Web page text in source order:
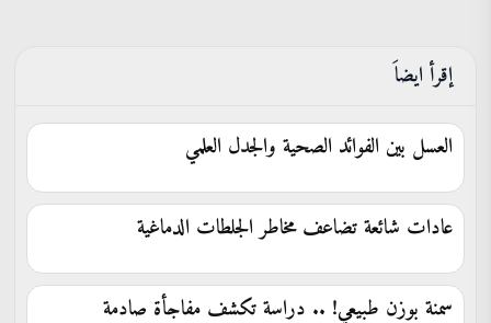
إقرأ ايضاَ
العسل بين الفوائد الصحية والجدل العلمي
عادات شائعة تضاعف مخاطر الجلطات الدماغية
سمنة بوزن طبيعي! .. دراسة تكشف مفاجأة صادمة